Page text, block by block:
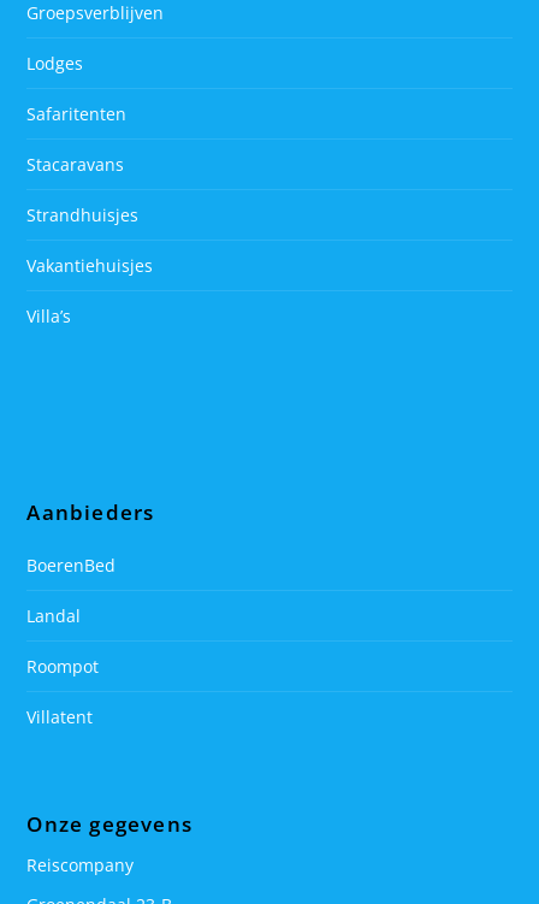
Groepsverblijven
Lodges
Safaritenten
Stacaravans
Strandhuisjes
Vakantiehuisjes
Villa’s
Aanbieders
BoerenBed
Landal
Roompot
Villatent
Onze gegevens
Reiscompany